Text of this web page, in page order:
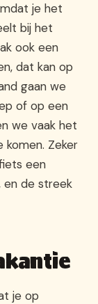
je het
bij het
ook een
dat kan op
gaan we
of op een
we vaak het
komen. Zeker
een
de streek
je op